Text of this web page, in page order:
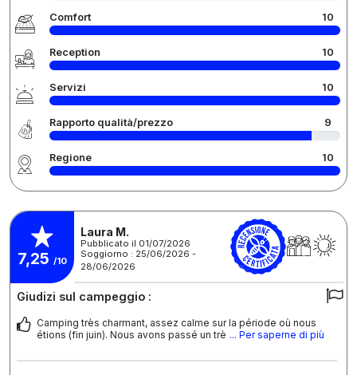
Comfort 10
Reception 10
Servizi 10
Rapporto qualità/prezzo 9
Regione 10
7,25 /10
Laura M.
Pubblicato il 01/07/2026
Soggiorno : 25/06/2026 -
28/06/2026
Giudizi sul campeggio :
Camping très charmant, assez calme sur la période où nous
étions (fin juin). Nous avons passé un trè ... Per saperne di più